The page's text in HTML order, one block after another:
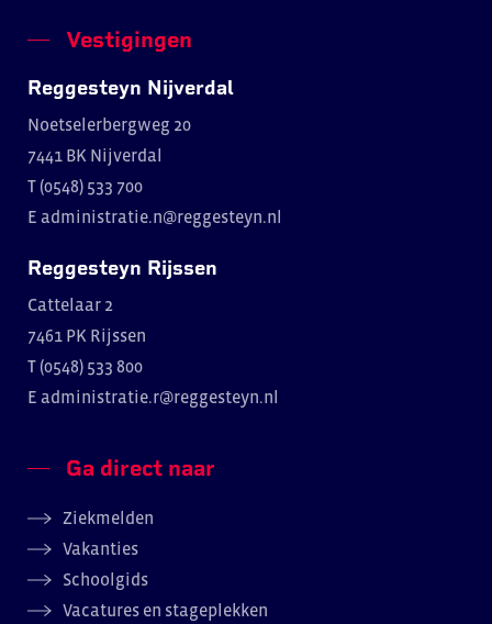
Vestigingen
Reggesteyn Nijverdal
Noetselerbergweg 20
7441 BK Nijverdal
T (0548) 533 700
E administratie.n@reggesteyn.nl
Reggesteyn Rijssen
Cattelaar 2
7461 PK Rijssen
T (0548) 533 800
E administratie.r@reggesteyn.nl
Ga direct naar
Ziekmelden
Vakanties
Schoolgids
Vacatures en stageplekken